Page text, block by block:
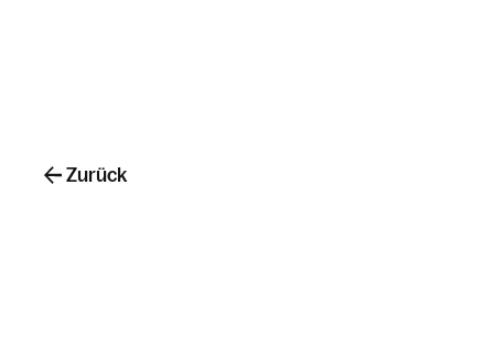
Zurück